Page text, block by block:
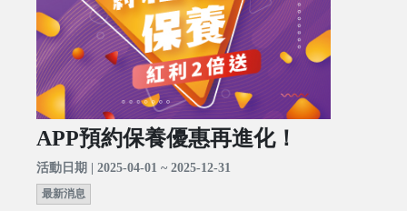
APP預約保養優惠再進化！
活動日期 | 2025-04-01 ~ 2025-12-31
最新消息